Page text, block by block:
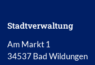
Stadtverwaltung
Am Markt 1
34537 Bad Wildungen